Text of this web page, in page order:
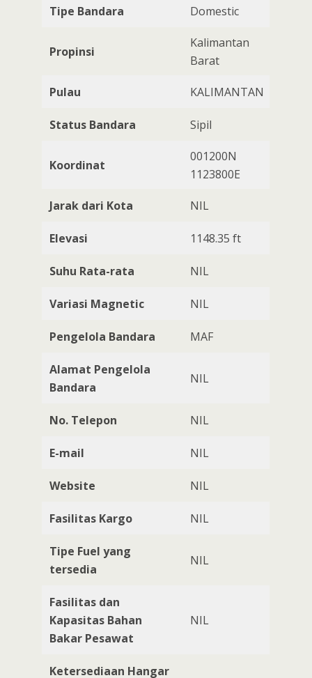
Tipe Bandara Domestic
Propinsi
Kalimantan
Barat
Pulau KALIMANTAN
Status Bandara Sipil
Koordinat
001200N
1123800E
Jarak dari Kota NIL
Elevasi 1148.35 ft
Suhu Rata-rata NIL
Variasi Magnetic NIL
Pengelola Bandara MAF
Alamat Pengelola
Bandara
NIL
No. Telepon NIL
E-mail NIL
Website NIL
Fasilitas Kargo NIL
Tipe Fuel yang
tersedia
NIL
Fasilitas dan
Kapasitas Bahan
Bakar Pesawat
NIL
Ketersediaan Hangar